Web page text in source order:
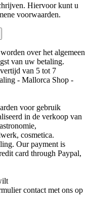
Hiervoor kunt u
voorwaarden.
over het algemeen
van uw betaling.
van 5 tot 7
- Mallorca Shop -
voor gebruik
in de verkoop van
cosmetica.
Our payment is
card through Paypal,
contact met ons op